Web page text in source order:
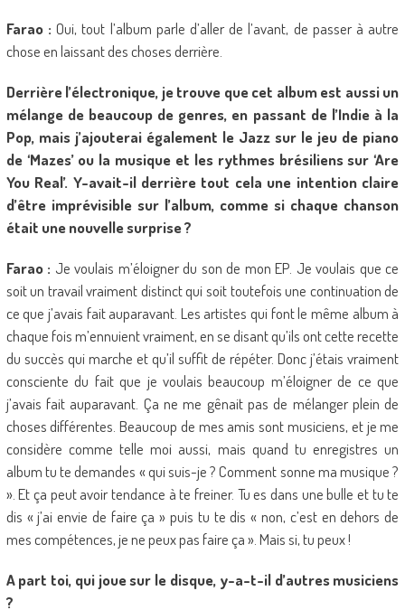
Farao : Oui, tout l’album parle d’aller de l’avant, de passer à autre
chose en laissant des choses derrière.
Derrière l’électronique, je trouve que cet album est aussi un
mélange de beaucoup de genres, en passant de l’Indie à la
Pop, mais j’ajouterai également le Jazz sur le jeu de piano
de ‘Mazes’ ou la musique et les rythmes brésiliens sur ‘Are
You Real’. Y-avait-il derrière tout cela une intention claire
d’être imprévisible sur l’album, comme si chaque chanson
était une nouvelle surprise ?
Farao : Je voulais m’éloigner du son de mon EP. Je voulais que ce
soit un travail vraiment distinct qui soit toutefois une continuation de
ce que j’avais fait auparavant. Les artistes qui font le même album à
chaque fois m’ennuient vraiment, en se disant qu’ils ont cette recette
du succès qui marche et qu’il suffit de répéter. Donc j’étais vraiment
consciente du fait que je voulais beaucoup m’éloigner de ce que
j’avais fait auparavant. Ça ne me gênait pas de mélanger plein de
choses différentes. Beaucoup de mes amis sont musiciens, et je me
considère comme telle moi aussi, mais quand tu enregistres un
album tu te demandes « qui suis-je ? Comment sonne ma musique ?
». Et ça peut avoir tendance à te freiner. Tu es dans une bulle et tu te
dis « j’ai envie de faire ça » puis tu te dis « non, c’est en dehors de
mes compétences, je ne peux pas faire ça ». Mais si, tu peux !
A part toi, qui joue sur le disque, y-a-t-il d’autres musiciens
?